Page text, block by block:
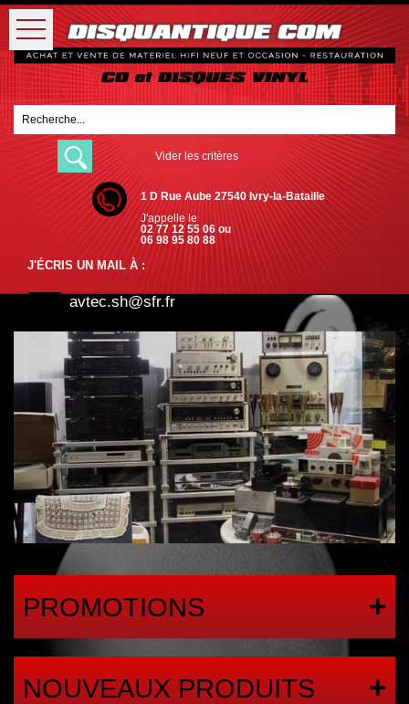
Vider les critères
1 D Rue Aube 27540 Ivry-la-Bataille
J'appelle le
02 77 12 55 06 ou
06 98 95 80 88
J'ÉCRIS UN MAIL À :
avtec.sh@sfr.fr
PROMOTIONS
NOUVEAUX PRODUITS